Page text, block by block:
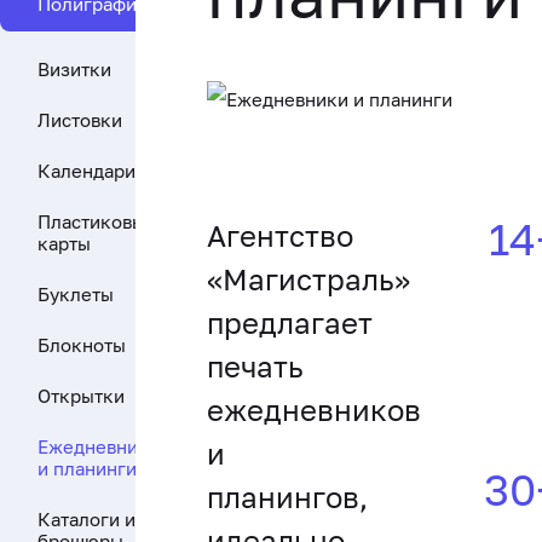
Визитки
Листовки
Календари
Пластиковые
карты
Буклеты
Блокноты
Открытки
Ежедневники
и планинги
Каталоги и
Агентство
«Магистраль»
предлагает
печать
ежедневников
и
планингов,